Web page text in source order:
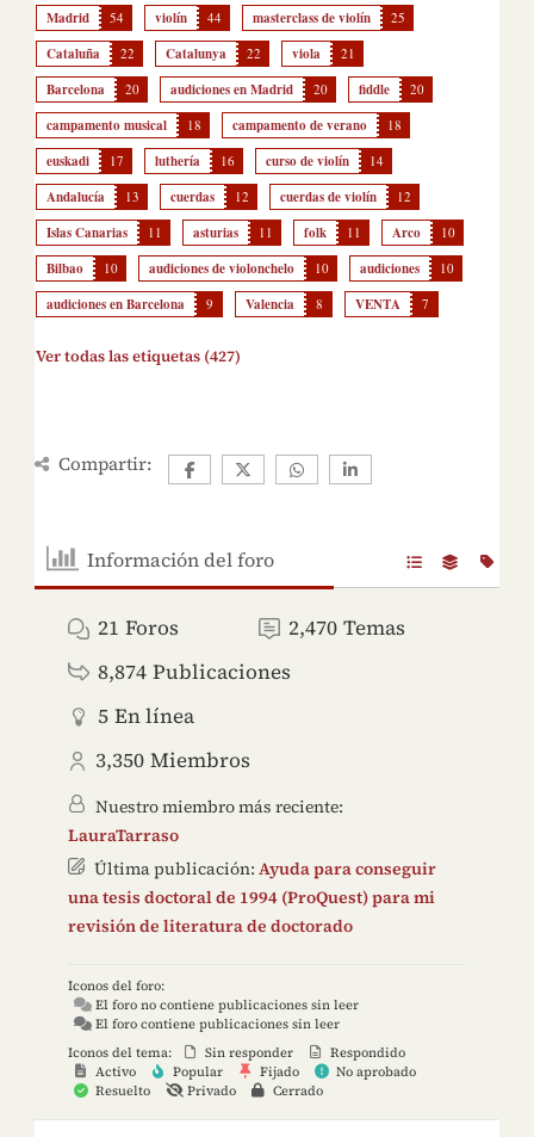
Madrid 54 violín 44 masterclass de violín 25
Cataluña 22 Catalunya 22 viola 21
Barcelona 20 audiciones en Madrid 20 fiddle 20
campamento musical 18 campamento de verano 18
euskadi 17 luthería 16 curso de violín 14
Andalucía 13 cuerdas 12 cuerdas de violín 12
Islas Canarias 11 asturias 11 folk 11 Arco 10
Bilbao 10 audiciones de violonchelo 10 audiciones 10
audiciones en Barcelona 9 Valencia 8 VENTA 7
Ver todas las etiquetas (427)
Compartir:
Información del foro
21 Foros 2,470 Temas
8,874 Publicaciones
5 En línea
3,350 Miembros
Nuestro miembro más reciente:
LauraTarraso
Última publicación: Ayuda para conseguir
una tesis doctoral de 1994 (ProQuest) para mi
revisión de literatura de doctorado
Iconos del foro:
El foro no contiene publicaciones sin leer
El foro contiene publicaciones sin leer
Iconos del tema:
Sin responder
Respondido
Activo
Popular Fijado
No aprobado
Resuelto
Privado Cerrado